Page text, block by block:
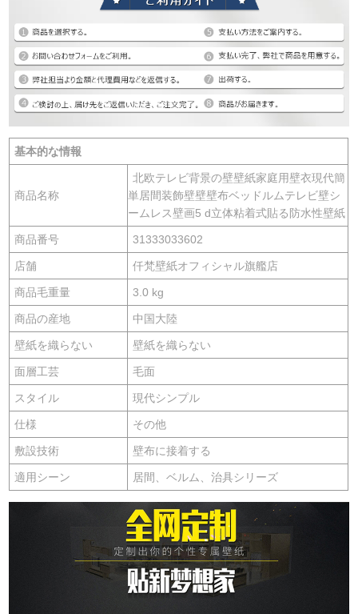
基本的な情報
商品名称
北欧テレビ背景の壁壁紙家庭用壁衣現代簡
単居間装飾壁壁壁布ベッドルムテレビ壁シ
ームレス壁画5 d立体粘着式貼る防水性壁紙
商品番号 31333033602
店舗 仟梵壁紙オフィシャル旗艦店
商品毛重量 3.0 kg
商品の産地 中国大陸
壁紙を織らない 壁紙を織らない
面層工芸 毛面
スタイル 現代シンプル
仕様 その他
敷設技術 壁布に接着する
適用シーン 居間、ベルム、治具シリーズ